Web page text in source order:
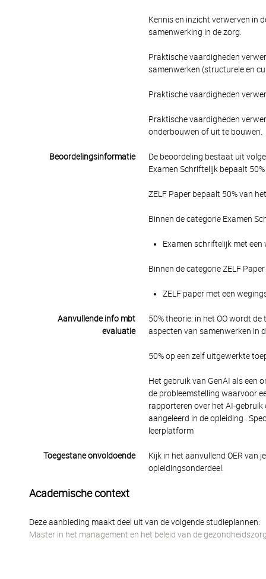
Kennis en inzicht verwerven in
samenwerking in de zorg.
Praktische vaardigheden
samenwerken (structurele en
Praktische vaardigheden
Praktische vaardigheden
onderbouwen of uit te bouwen.
Beoordelingsinformatie
De beoordeling bestaat uit
Examen Schriftelijk bepaalt
ZELF Paper bepaalt 50% van
Binnen de categorie Examen
Examen schriftelijk met
Binnen de categorie ZELF
ZELF paper met een
Aanvullende info mbt
evaluatie
50% theorie: in het OO wordt
aspecten van samenwerken in
50% op een zelf uitgewerkte
Het gebruik van GenAI als een
de probleemstelling waarvoor
rapporteren over het AI-
aangeleerd in de opleiding .
leerplatform
Toegestane onvoldoende
Kijk in het aanvullend OER van
opleidingsonderdeel.
Academische context
Deze aanbieding maakt deel uit van de volgende studieplannen:
Master in het management en het beleid van de